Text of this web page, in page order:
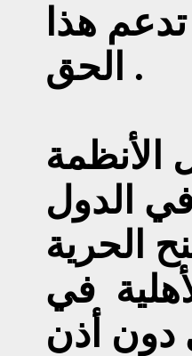
هذا
الحق .
الدول
الحرية
في
دون أذن